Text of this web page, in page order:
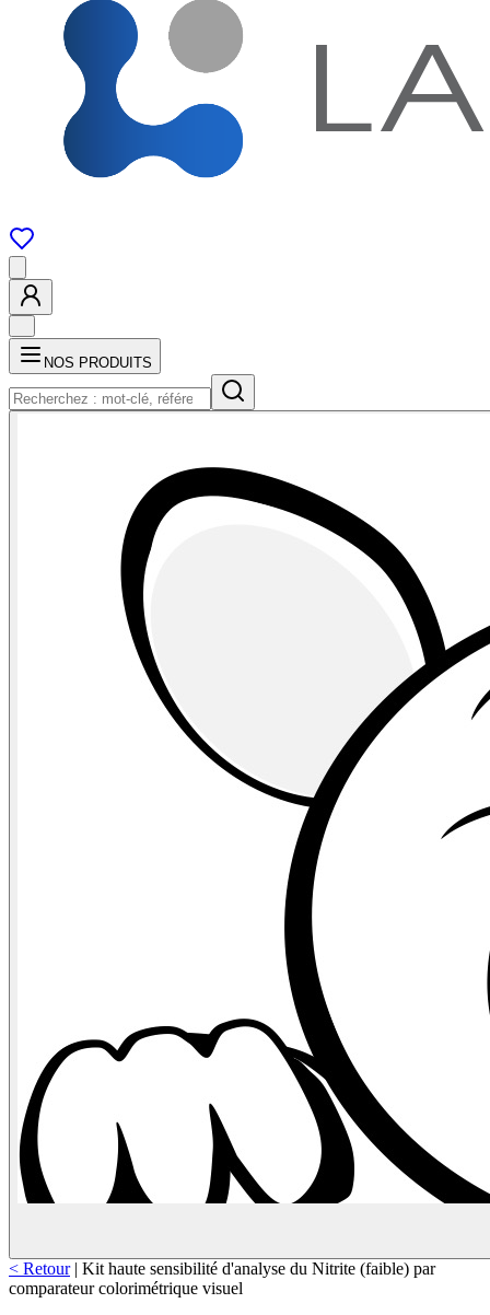
NOS PRODUITS
< Retour | Kit haute sensibilité d'analyse du Nitrite (faible) par
comparateur colorimétrique visuel